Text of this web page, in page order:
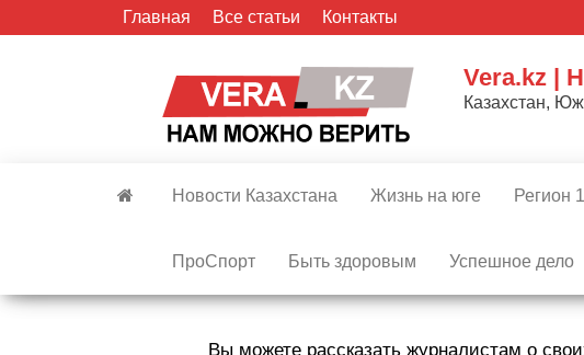
Главная Все статьи Контакты
Vera.kz |
Казахстан,
Новости Казахстана Жизнь на юге Регион
ПроСпорт Быть здоровым Успешное дело
Вы можете рассказать журналистам о